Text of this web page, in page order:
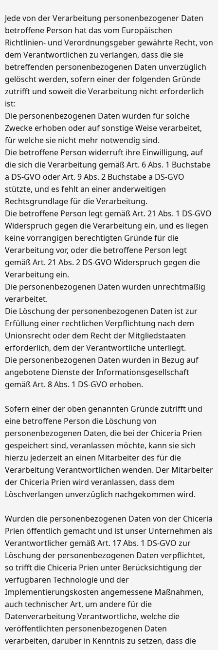
Jede von der Verarbeitung personenbezogener Daten
betroffene Person hat das vom Europäischen
Richtlinien- und Verordnungsgeber gewährte Recht, von
dem Verantwortlichen zu verlangen, dass die sie
betreffenden personenbezogenen Daten unverzüglich
gelöscht werden, sofern einer der folgenden Gründe
zutrifft und soweit die Verarbeitung nicht erforderlich
ist:
Die personenbezogenen Daten wurden für solche
Zwecke erhoben oder auf sonstige Weise verarbeitet,
für welche sie nicht mehr notwendig sind.
Die betroffene Person widerruft ihre Einwilligung, auf
die sich die Verarbeitung gemäß Art. 6 Abs. 1 Buchstabe
a DS-GVO oder Art. 9 Abs. 2 Buchstabe a DS-GVO
stützte, und es fehlt an einer anderweitigen
Rechtsgrundlage für die Verarbeitung.
Die betroffene Person legt gemäß Art. 21 Abs. 1 DS-GVO
Widerspruch gegen die Verarbeitung ein, und es liegen
keine vorrangigen berechtigten Gründe für die
Verarbeitung vor, oder die betroffene Person legt
gemäß Art. 21 Abs. 2 DS-GVO Widerspruch gegen die
Verarbeitung ein.
Die personenbezogenen Daten wurden unrechtmäßig
verarbeitet.
Die Löschung der personenbezogenen Daten ist zur
Erfüllung einer rechtlichen Verpflichtung nach dem
Unionsrecht oder dem Recht der Mitgliedstaaten
erforderlich, dem der Verantwortliche unterliegt.
Die personenbezogenen Daten wurden in Bezug auf
angebotene Dienste der Informationsgesellschaft
gemäß Art. 8 Abs. 1 DS-GVO erhoben.
Sofern einer der oben genannten Gründe zutrifft und
eine betroffene Person die Löschung von
personenbezogenen Daten, die bei der Chiceria Prien
gespeichert sind, veranlassen möchte, kann sie sich
hierzu jederzeit an einen Mitarbeiter des für die
Verarbeitung Verantwortlichen wenden. Der Mitarbeiter
der Chiceria Prien wird veranlassen, dass dem
Löschverlangen unverzüglich nachgekommen wird.
Wurden die personenbezogenen Daten von der Chiceria
Prien öffentlich gemacht und ist unser Unternehmen als
Verantwortlicher gemäß Art. 17 Abs. 1 DS-GVO zur
Löschung der personenbezogenen Daten verpflichtet,
so trifft die Chiceria Prien unter Berücksichtigung der
verfügbaren Technologie und der
Implementierungskosten angemessene Maßnahmen,
auch technischer Art, um andere für die
Datenverarbeitung Verantwortliche, welche die
veröffentlichten personenbezogenen Daten
verarbeiten, darüber in Kenntnis zu setzen, dass die